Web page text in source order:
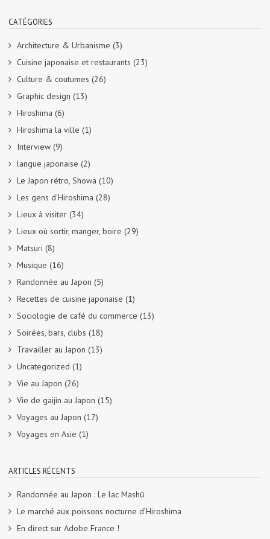
CATÉGORIES
Architecture & Urbanisme (3)
Cuisine japonaise et restaurants (23)
Culture & coutumes (26)
Graphic design (13)
Hiroshima (6)
Hiroshima la ville (1)
Interview (9)
langue japonaise (2)
Le Japon rétro, Showa (10)
Les gens d'Hiroshima (28)
Lieux à visiter (34)
Lieux où sortir, manger, boire (29)
Matsuri (8)
Musique (16)
Randonnée au Japon (5)
Recettes de cuisine japonaise (1)
Sociologie de café du commerce (13)
Soirées, bars, clubs (18)
Travailler au Japon (13)
Uncategorized (1)
Vie au Japon (26)
Vie de gaijin au Japon (15)
Voyages au Japon (17)
Voyages en Asie (1)
ARTICLES RÉCENTS
Randonnée au Japon : Le lac Mashū
Le marché aux poissons nocturne d’Hiroshima
En direct sur Adobe France !